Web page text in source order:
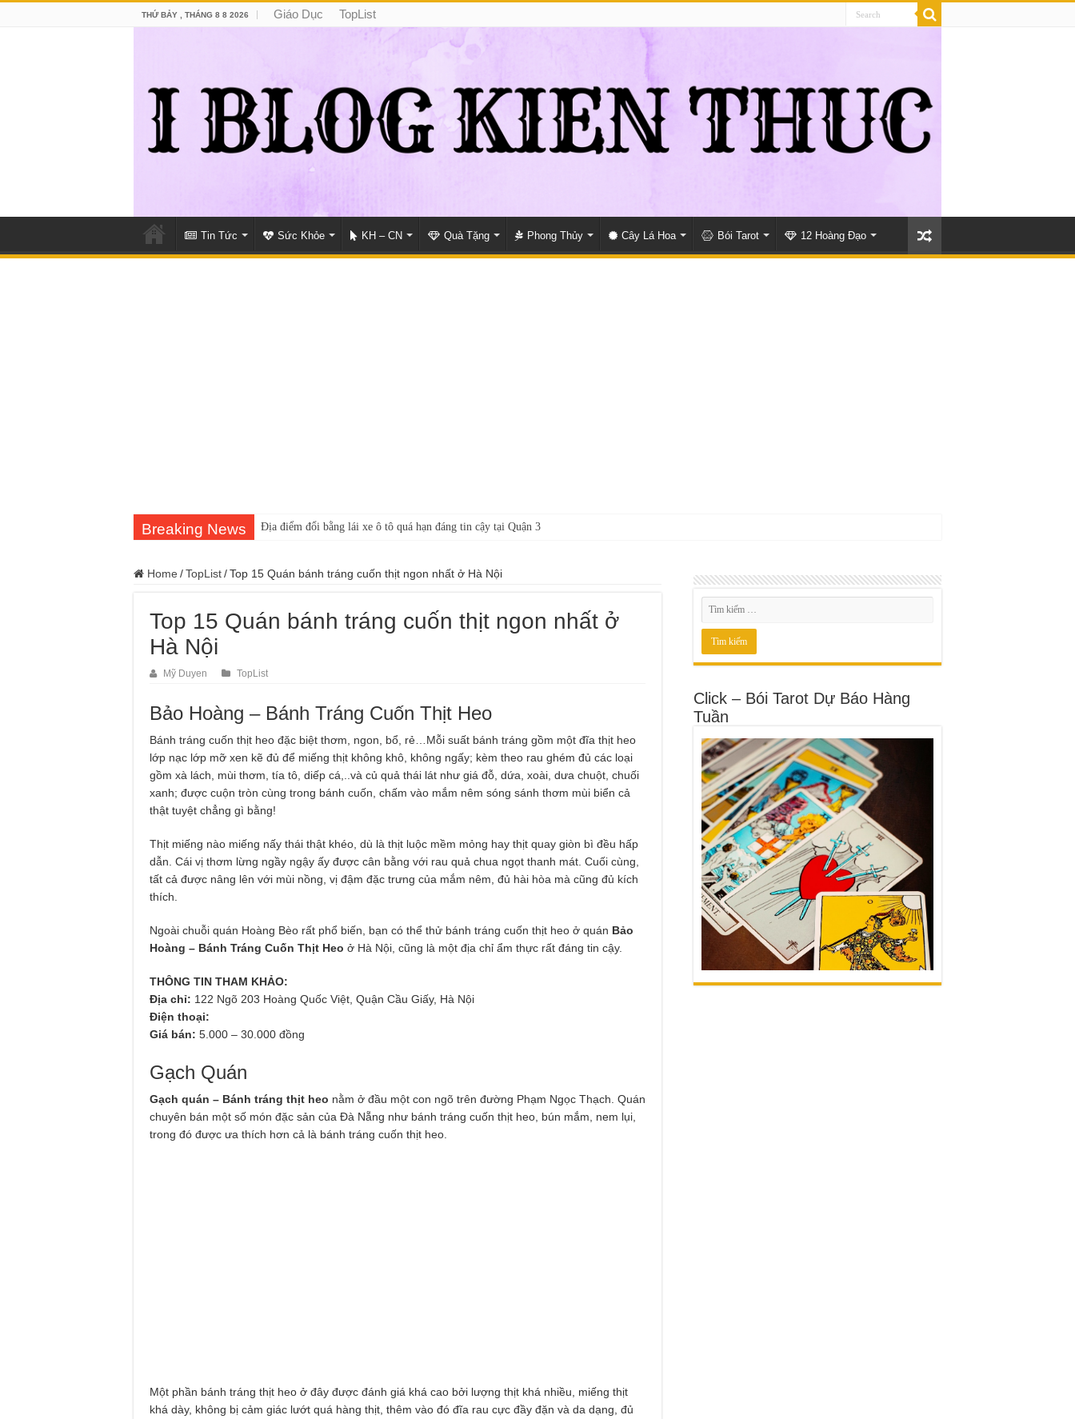
THỨ BẢY , THÁNG 8 8 2026 Giáo Dục TopList
Tin Tức Sức Khỏe KH – CN Quà Tặng Phong Thủy Cây Lá Hoa Bói Tarot 12 Hoàng Đạo
Breaking News Địa điểm đổi bằng lái xe ô tô quá hạn đáng tin cậy tại Quận 3
Home /TopList/Top 15 Quán bánh tráng cuốn thịt ngon nhất ở Hà Nội
Top 15 Quán bánh tráng cuốn thịt ngon nhất ở
Hà Nội
Mỹ Duyen TopList
Bảo Hoàng – Bánh Tráng Cuốn Thịt Heo
Bánh tráng cuốn thịt heo đặc biệt thơm, ngon, bổ, rẻ…Mỗi suất bánh tráng gồm một đĩa thịt heo
lớp nạc lớp mỡ xen kẽ đủ để miếng thịt không khô, không ngấy; kèm theo rau ghém đủ các loại
gồm xà lách, mùi thơm, tía tô, diếp cá,..và củ quả thái lát như giá đỗ, dứa, xoài, dưa chuột, chuối
xanh; được cuộn tròn cùng trong bánh cuốn, chấm vào mắm nêm sóng sánh thơm mùi biển cả
thật tuyệt chẳng gì bằng!
Thịt miếng nào miếng nấy thái thật khéo, dù là thịt luộc mềm mỏng hay thịt quay giòn bì đều hấp
dẫn. Cái vị thơm lừng ngầy ngậy ấy được cân bằng với rau quả chua ngọt thanh mát. Cuối cùng,
tất cả được nâng lên với mùi nồng, vị đậm đặc trưng của mắm nêm, đủ hài hòa mà cũng đủ kích
thích.
Ngoài chuỗi quán Hoàng Bèo rất phổ biến, bạn có thể thử bánh tráng cuốn thịt heo ở quán Bảo
Hoàng – Bánh Tráng Cuốn Thịt Heo ở Hà Nội, cũng là một địa chỉ ẩm thực rất đáng tin cậy.
THÔNG TIN THAM KHẢO:
Địa chỉ: 122 Ngõ 203 Hoàng Quốc Việt, Quận Cầu Giấy, Hà Nội
Điện thoại:
Giá bán: 5.000 – 30.000 đồng
Gạch Quán
Gạch quán – Bánh tráng thịt heo nằm ở đầu một con ngõ trên đường Phạm Ngọc Thạch. Quán
chuyên bán một số món đặc sản của Đà Nẵng như bánh tráng cuốn thịt heo, bún mắm, nem lụi,
trong đó được ưa thích hơn cả là bánh tráng cuốn thịt heo.
Một phần bánh tráng thịt heo ở đây được đánh giá khá cao bởi lượng thịt khá nhiều, miếng thịt
khá dày, không bị cảm giác lướt quá hàng thịt, thêm vào đó đĩa rau cực đầy đặn và da dạng, đủ
Click – Bói Tarot Dự Báo Hàng
Tuần